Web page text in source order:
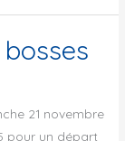
21 novembre
pour un départ